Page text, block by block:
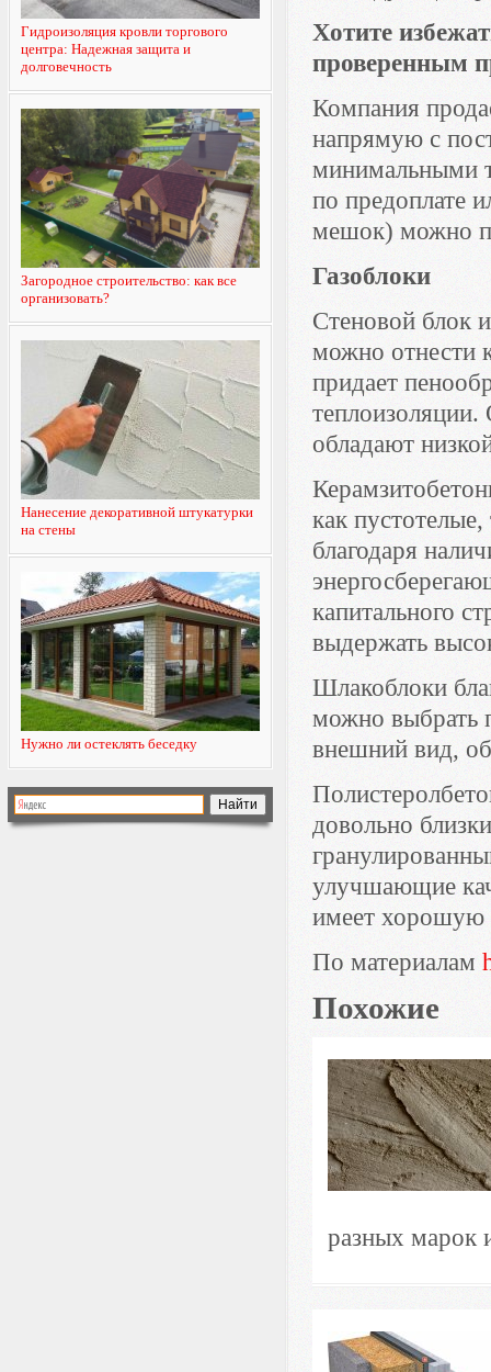
Гидроизоляция кровли торгового
центра: Надежная защита и
долговечность
Загородное строительство: как все
организовать?
Нанесение декоративной штукатурки
на стены
Нужно ли остеклять беседку
Хотите
проверенным
Компания
напрямую с
минимальными
по предоплате
мешок) можно
Газоблоки
Стеновой блок
можно отнести
придает
обладают
как
благодаря
капитального
выдержать
Шлакоблоки
можно выбрать
внешний вид,
довольно
улучшающие
имеет хорошую
По материалам
Похожие
разных марок